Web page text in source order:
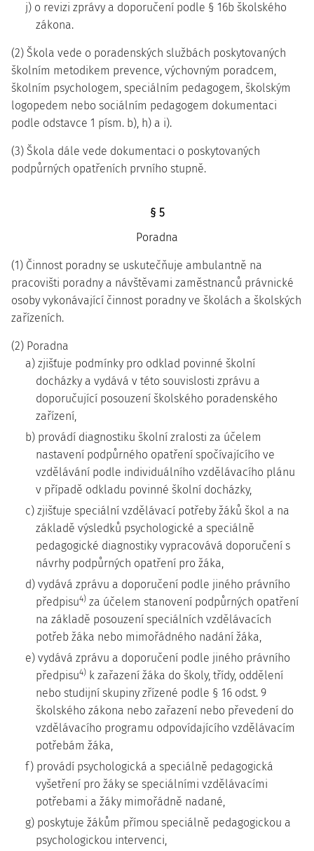
j) o revizi zprávy a doporučení podle § 16b školského
zákona.
(2) Škola vede o poradenských službách poskytovaných
školním metodikem prevence, výchovným poradcem,
školním psychologem, speciálním pedagogem, školským
logopedem nebo sociálním pedagogem dokumentaci
podle odstavce 1 písm. b), h) a i).
(3) Škola dále vede dokumentaci o poskytovaných
podpůrných opatřeních prvního stupně.
§ 5
Poradna
(1) Činnost poradny se uskutečňuje ambulantně na
pracovišti poradny a návštěvami zaměstnanců právnické
osoby vykonávající činnost poradny ve školách a školských
zařízeních.
(2) Poradna
a) zjišťuje podmínky pro odklad povinné školní
docházky a vydává v této souvislosti zprávu a
doporučující posouzení školského poradenského
zařízení,
b) provádí diagnostiku školní zralosti za účelem
nastavení podpůrného opatření spočívajícího ve
vzdělávání podle individuálního vzdělávacího plánu
v případě odkladu povinné školní docházky,
c) zjišťuje speciální vzdělávací potřeby žáků škol a na
základě výsledků psychologické a speciálně
pedagogické diagnostiky vypracovává doporučení s
návrhy podpůrných opatření pro žáka,
d) vydává zprávu a doporučení podle jiného právního
předpisu4) za účelem stanovení podpůrných opatření
na základě posouzení speciálních vzdělávacích
potřeb žáka nebo mimořádného nadání žáka,
e) vydává zprávu a doporučení podle jiného právního
předpisu4) k zařazení žáka do školy, třídy, oddělení
nebo studijní skupiny zřízené podle § 16 odst. 9
školského zákona nebo zařazení nebo převedení do
vzdělávacího programu odpovídajícího vzdělávacím
potřebám žáka,
f) provádí psychologická a speciálně pedagogická
vyšetření pro žáky se speciálními vzdělávacími
potřebami a žáky mimořádně nadané,
g) poskytuje žákům přímou speciálně pedagogickou a
psychologickou intervenci,